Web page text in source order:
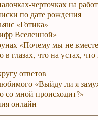
черточках на
по дате рождения
«Готика»
Вселенной»
«Почему мы не
в глазах, что на устах,
ответов
«Выйду ли я
со мной происходит?»
онлайн